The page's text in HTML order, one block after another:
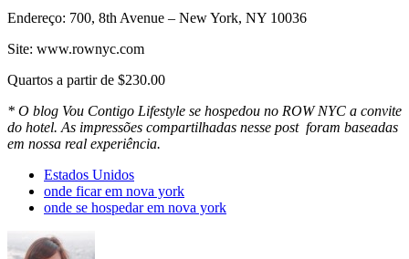
Endereço: 700, 8th Avenue – New York, NY 10036
Site: www.rownyc.com
Quartos a partir de $230.00
* O blog Vou Contigo Lifestyle se hospedou no ROW NYC a convite
do hotel. As impressões compartilhadas nesse post foram baseadas
em nossa real experiência.
Estados Unidos
onde ficar em nova york
onde se hospedar em nova york